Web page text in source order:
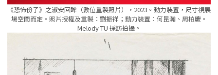
《恐怖份子》之淑安回眸（數位重製照片），2023。動力裝置，尺寸視展
場空間而定。照片授權及重製：劉振祥；動力裝置：何昆瀚、周柏慶。
Melody TU 採訪拍攝。